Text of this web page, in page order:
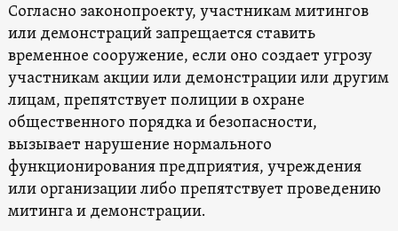
Согласно законопроекту, участникам митингов
или демонстраций запрещается ставить
временное сооружение, если оно создает угрозу
участникам акции или демонстрации или другим
лицам, препятствует полиции в охране
общественного порядка и безопасности,
вызывает нарушение нормального
функционирования предприятия, учреждения
или организации либо препятствует проведению
митинга и демонстрации.